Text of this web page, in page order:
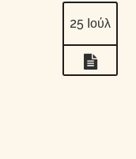
25 Ιούλ